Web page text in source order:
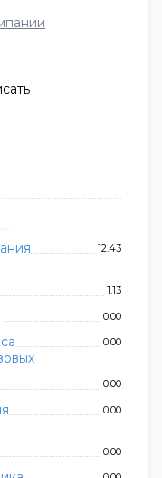
12.43
1.13
0.00
0.00
0.00
0.00
0.00